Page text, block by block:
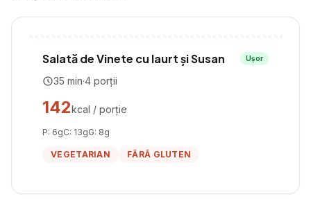
Salată de Vinete cu Iaurt și Susan Ușor
35 min·4 porții
142kcal / porție
P: 6gC: 13gG: 8g
VEGETARIAN FĂRĂ GLUTEN